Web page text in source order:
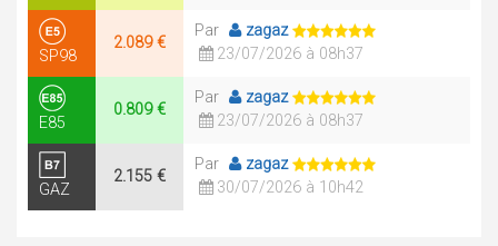
SP98
2.089 €
Par
zagaz
23/07/2026 à 08h37
E85
0.809 €
Par
zagaz
23/07/2026 à 08h37
GAZ
2.155 €
Par
zagaz
30/07/2026 à 10h42